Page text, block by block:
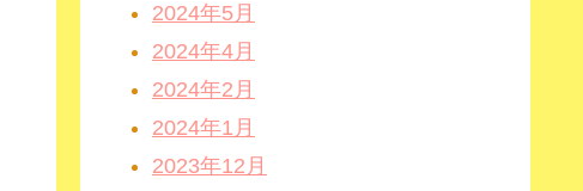
2024年5月
2024年4月
2024年2月
2024年1月
2023年12月